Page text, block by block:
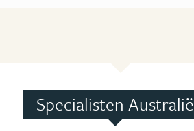
Specialisten Australië